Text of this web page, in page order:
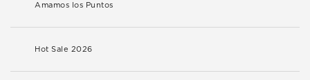
Amamos los Puntos
Hot Sale 2026